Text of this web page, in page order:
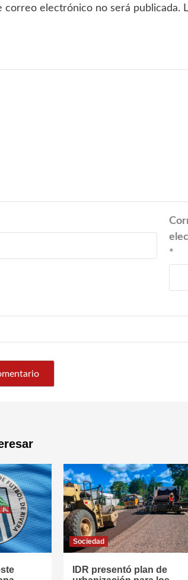
correo electrónico no será publicada.
*
Sociedad
IDR presentó plan de